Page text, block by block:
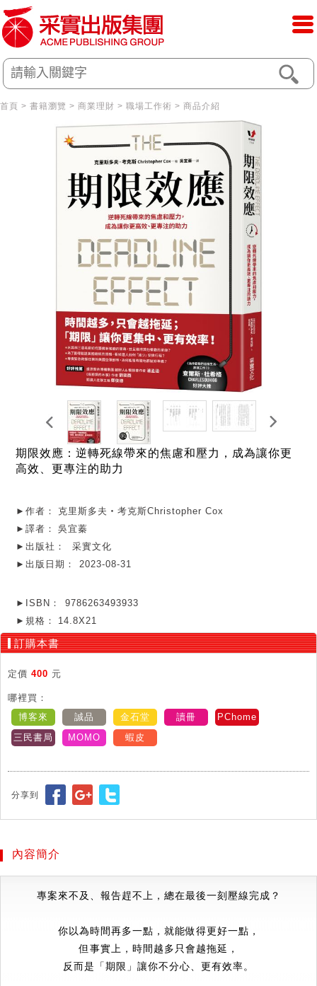
首頁 > 書籍瀏覽 > 商業理財 > 職場工作術 > 商品介紹
期限效應：逆轉死線帶來的焦慮和壓力，成為讓你更
高效、更專注的助力
►作者：
克里斯多夫‧考克斯Christopher Cox
►譯者：
吳宜蓁
►出版社：
采實文化
►出版日期：
2023-08-31
►ISBN：
9786263493933
►規格：
14.8X21
訂購本書
定價 400 元
哪裡買：
博客來
誠品 金石堂 讀冊
PChome
三民書局
MOMO 蝦皮
分享到
內容簡介
專案來不及、報告趕不上，總在最後一刻壓線完成？
你以為時間再多一點，就能做得更好一點，
但事實上，時間越多只會越拖延，
反而是「期限」讓你不分心、更有效率。